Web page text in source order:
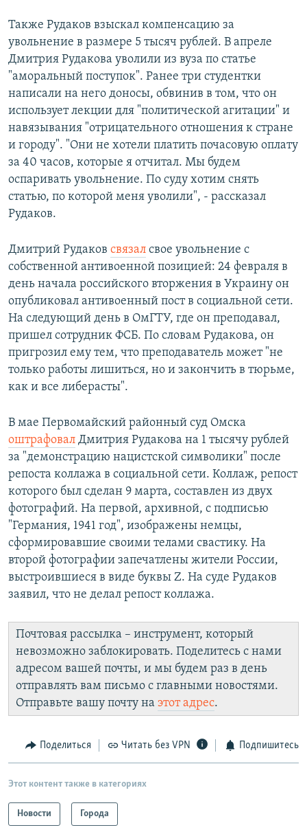
Также Рудаков взыскал компенсацию за
увольнение в размере 5 тысяч рублей. В апреле
Дмитрия Рудакова уволили из вуза по статье
"аморальный поступок". Ранее три студентки
написали на него доносы, обвинив в том, что он
использует лекции для "политической агитации" и
навязывания "отрицательного отношения к стране
и городу". "Они не хотели платить почасовую оплату
за 40 часов, которые я отчитал. Мы будем
оспаривать увольнение. По суду хотим снять
статью, по которой меня уволили", - рассказал
Рудаков.
Дмитрий Рудаков связал свое увольнение с
собственной антивоенной позицией: 24 февраля в
день начала российского вторжения в Украину он
опубликовал антивоенный пост в социальной сети.
На следующий день в ОмГТУ, где он преподавал,
пришел сотрудник ФСБ. По словам Рудакова, он
пригрозил ему тем, что преподаватель может "не
только работы лишиться, но и закончить в тюрьме,
как и все либерасты".
В мае Первомайский районный суд Омска
оштрафовал Дмитрия Рудакова на 1 тысячу рублей
за "демонстрацию нацистской символики" после
репоста коллажа в социальной сети. Коллаж, репост
которого был сделан 9 марта, составлен из двух
фотографий. На первой, архивной, с подписью
"Германия, 1941 год", изображены немцы,
сформировавшие своими телами свастику. На
второй фотографии запечатлены жители России,
выстроившиеся в виде буквы Z. На суде Рудаков
заявил, что не делал репост коллажа.
Почтовая рассылка – инструмент, который
невозможно заблокировать. Поделитесь с нами
адресом вашей почты, и мы будем раз в день
отправлять вам письмо с главными новостями.
Отправьте вашу почту на этот адрес.
Поделиться Читать без VPN Подпишитесь
Этот контент также в категориях
Новости Города